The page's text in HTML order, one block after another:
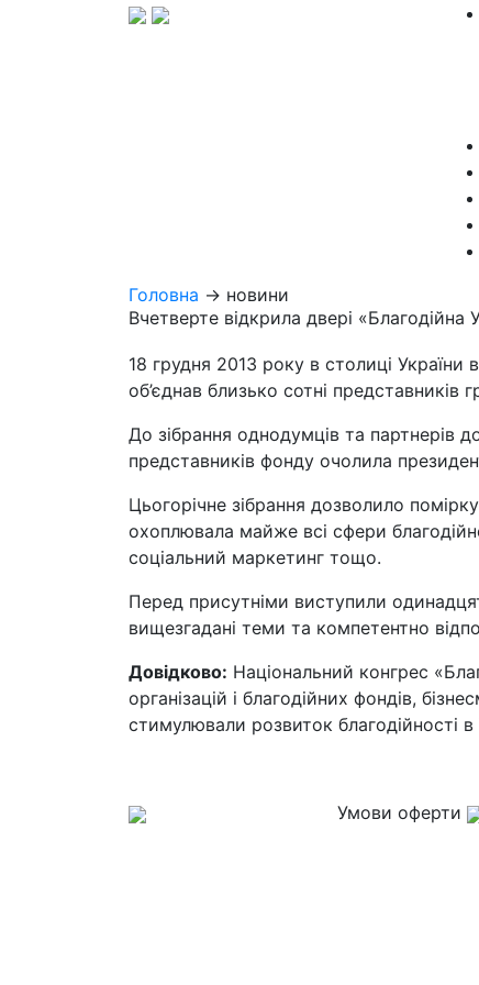
Головна → новини
Вчетверте відкрила двері «Благодійна
18 грудня 2013 року в столиці України
об’єднав близько сотні
До зібрання однодумців та партнерів
представників фонду очолила
Цьогорічне зібрання дозволило
охоплювала майже всі сфери
соціальний маркетинг тощо.
Перед присутніми виступили
вищезгадані теми та компетентно
Довідково: Національний конгрес
організацій і благодійних фондів,
стимулювали розвиток благодійності в
Умови оферти